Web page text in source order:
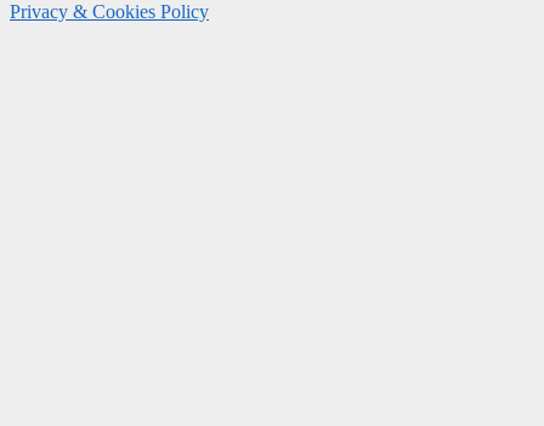
Privacy & Cookies Policy